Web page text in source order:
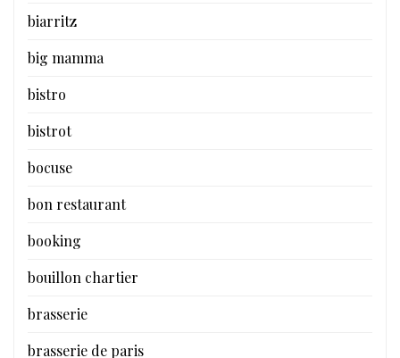
biarritz
big mamma
bistro
bistrot
bocuse
bon restaurant
booking
bouillon chartier
brasserie
brasserie de paris